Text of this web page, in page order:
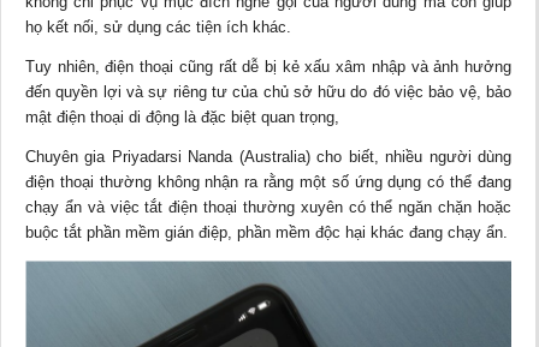
họ kết nối, sử dụng các tiện ích khác.
Tuy nhiên, điện thoại cũng rất dễ bị kẻ xấu xâm nhập và ảnh hưởng
đến quyền lợi và sự riêng tư của chủ sở hữu do đó việc bảo vệ, bảo
mật điện thoại di động là đặc biệt quan trọng,
Chuyên gia Priyadarsi Nanda (Australia) cho biết, nhiều người dùng
điện thoại thường không nhận ra rằng một số ứng dụng có thể đang
chạy ẩn và việc tắt điện thoại thường xuyên có thể ngăn chặn hoặc
buộc tắt phần mềm gián điệp, phần mềm độc hại khác đang chạy ẩn.